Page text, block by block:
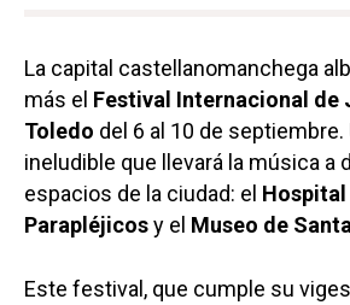
La capital castellanomanchega
más el Festival Internacional de
Toledo del 6 al 10 de septiembre.
ineludible que llevará la música a
espacios de la ciudad: el
Parapléjicosy el Museo de
Este festival, que cumple su